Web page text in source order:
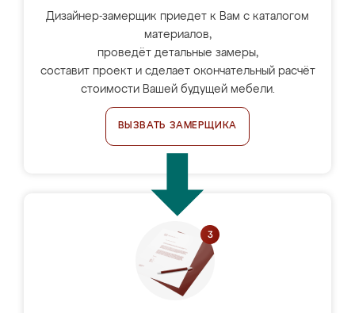
Дизайнер-замерщик приедет к Вам с каталогом
материалов,
проведёт детальные замеры,
составит проект и сделает окончательный расчёт
стоимости Вашей будущей мебели.
ВЫЗВАТЬ ЗАМЕРЩИКА